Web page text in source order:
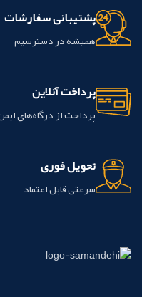
پشتیبانی سفارشات
همیشه در دسترسیم
پرداخت آنلاین
پرداخت از درگاه‌های
تحویل فوری
سرعتی قابل اعتماد